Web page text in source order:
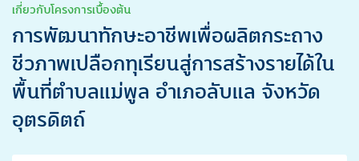
เกี่ยวกับโครงการเบื้องต้น
การพัฒนาทักษะอาชีพเพื่อผลิตกระถาง
ชีวภาพเปลือกทุเรียนสู่การสร้างรายได้ใน
พื้นที่ตำบลแม่พูล อำเภอลับแล จังหวัด
อุตรดิตถ์